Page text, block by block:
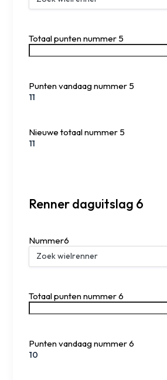
Totaal punten nummer 5
Punten vandaag nummer 5
Nieuwe totaal nummer 5
Renner daguitslag 6
Nummer6
Totaal punten nummer 6
Punten vandaag nummer 6